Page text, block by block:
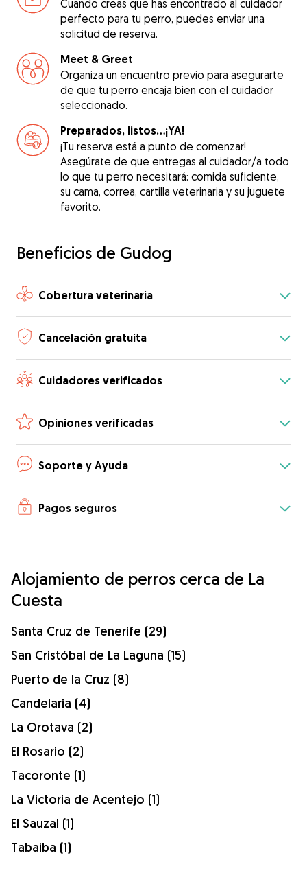
Cuando creas que has encontrado al cuidador
perfecto para tu perro, puedes enviar una
solicitud de reserva.
Meet & Greet
Organiza un encuentro previo para asegurarte
de que tu perro encaja bien con el cuidador
seleccionado.
Preparados, listos...¡YA!
¡Tu reserva está a punto de comenzar!
Asegúrate de que entregas al cuidador/a todo
lo que tu perro necesitará: comida suficiente,
su cama, correa, cartilla veterinaria y su juguete
favorito.
Beneficios de Gudog
Cobertura veterinaria
Cancelación gratuita
Cuidadores verificados
Opiniones verificadas
Soporte y Ayuda
Pagos seguros
Alojamiento de perros cerca de La
Cuesta
Santa Cruz de Tenerife (29)
San Cristóbal de La Laguna (15)
Puerto de la Cruz (8)
Candelaria (4)
La Orotava (2)
El Rosario (2)
Tacoronte (1)
La Victoria de Acentejo (1)
El Sauzal (1)
Tabaiba (1)